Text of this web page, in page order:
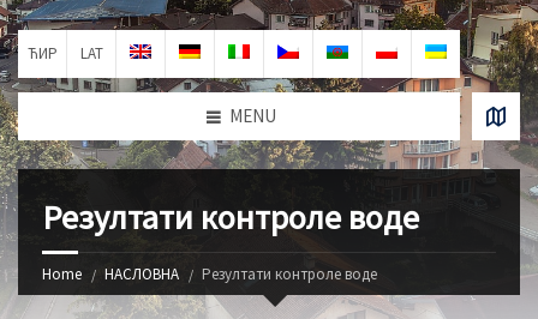
ЋИР LAT
MENU
Резултати контроле воде
Home НАСЛОВНА Резултати контроле воде